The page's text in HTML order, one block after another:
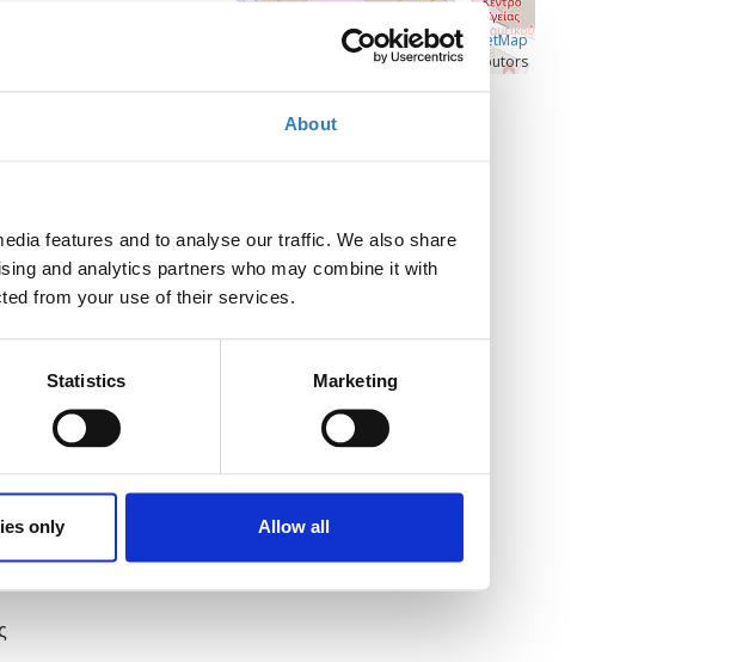
About
features and to analyse our traffic. We also share
and analytics partners who may combine it with
from your use of their services.
Statistics Marketing
only Allow all
σεμινάρια και των
OpenLayers|OpenStreetMap
contributors
Προβολή μεγαλύτερου χάρτη